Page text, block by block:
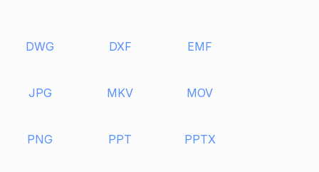
DWG DXF EMF
JPG MKV MOV
PNG PPT PPTX